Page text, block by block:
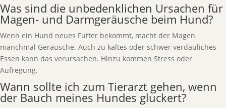
Was sind die unbedenklichen Ursachen für
Magen- und Darmgeräusche beim Hund?
Wenn ein Hund neues Futter bekommt, macht der Magen
manchmal Geräusche. Auch zu kaltes oder schwer verdauliches
Essen kann das verursachen. Hinzu kommen Stress oder
Aufregung.
Wann sollte ich zum Tierarzt gehen, wenn
der Bauch meines Hundes gluckert?